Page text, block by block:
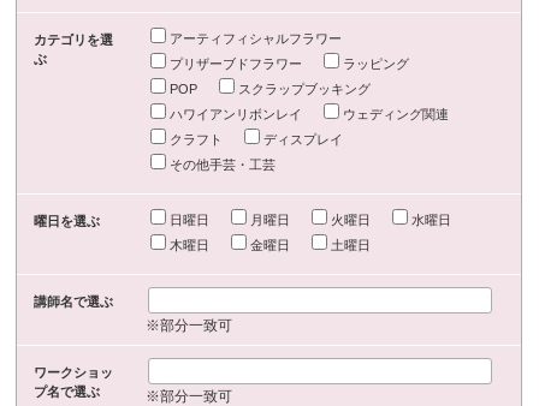
カテゴリを選
ぶ
アーティフィシャルフラワー
プリザーブドフラワー
ラッピング
POP
スクラップブッキング
ハワイアンリボンレイ
ウェディング関連
クラフト
ディスプレイ
その他手芸・工芸
曜日を選ぶ 日曜日 月曜日 火曜日
水曜日
木曜日
金曜日 土曜日
講師名で選ぶ
※部分一致可
ワークショッ
プ名で選ぶ
※部分一致可